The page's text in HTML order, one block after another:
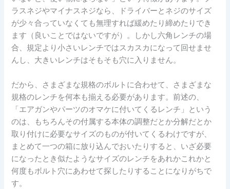
ラスネジやマイナスネジなら、ドライバーとネジのサイズ
が少々合っていなくても無理すれば緩めたり締めたりでき
ます（良いことではないですが）。しかし六角レンチの場
合、規定より小さいレンチではスカスカになって回せませ
んし、大きいレンチはそもそも穴に入りません。
だから、さまざまな規格のボルトに合わせて、さまざまな
規格のレンチを何本も揃える必要があります。前述の、
「エアガンやパーツのオマケに付いてくるレンチ」という
のは、もちろんその付属する本体の調整だとか分解だとか
取り付けに必要なサイズのものが付いてくるわけですが、
まとめて一つの箱に放り込んでおいたりすると、いざ必要
になったとき似たようなサイズのレンチをあれかこれかと
何度もボルト穴にあわせて探したりすることになりがちで
す。